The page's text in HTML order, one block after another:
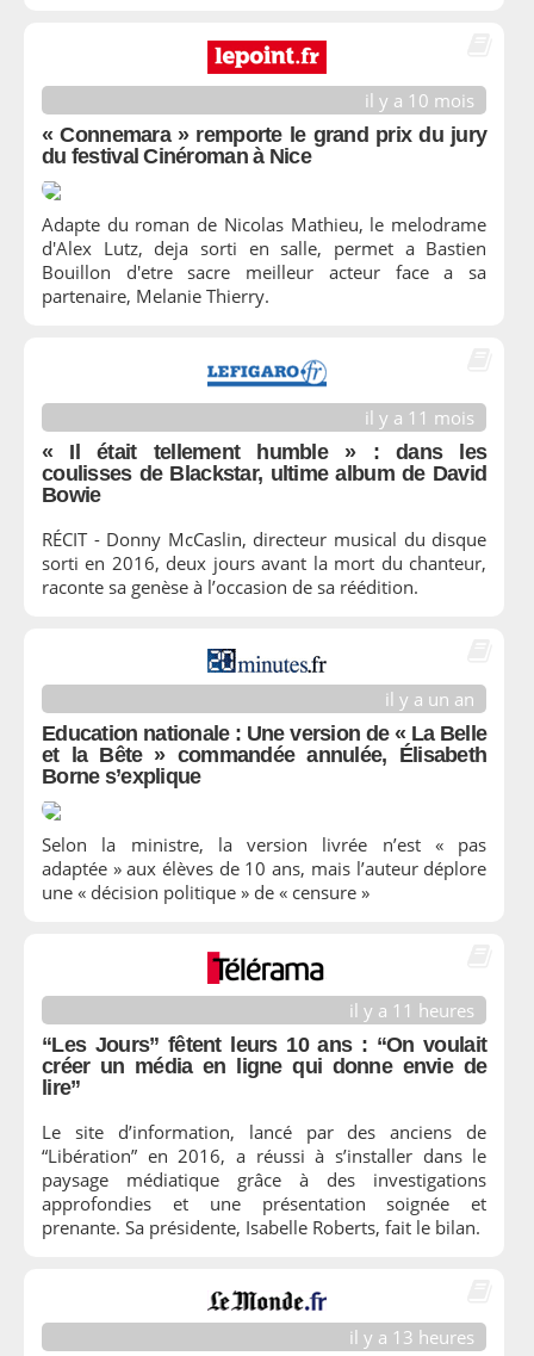
il y a 10 mois
« Connemara » remporte le grand prix du jury
du festival Cinéroman à Nice
Adapte du roman de Nicolas Mathieu, le melodrame
d'Alex Lutz, deja sorti en salle, permet a Bastien
Bouillon d'etre sacre meilleur acteur face a sa
partenaire, Melanie Thierry.
il y a 11 mois
« Il était tellement humble » : dans les
coulisses de Blackstar, ultime album de David
Bowie
RÉCIT - Donny McCaslin, directeur musical du disque
sorti en 2016, deux jours avant la mort du chanteur,
raconte sa genèse à l’occasion de sa réédition.
il y a un an
Education nationale : Une version de « La Belle
et la Bête » commandée annulée, Élisabeth
Borne s’explique
Selon la ministre, la version livrée n’est « pas
adaptée » aux élèves de 10 ans, mais l’auteur déplore
une « décision politique » de « censure »
il y a 11 heures
“Les Jours” fêtent leurs 10 ans : “On voulait
créer un média en ligne qui donne envie de
lire”
Le site d’information, lancé par des anciens de
“Libération” en 2016, a réussi à s’installer dans le
paysage médiatique grâce à des investigations
approfondies et une présentation soignée et
prenante. Sa présidente, Isabelle Roberts, fait le bilan.
il y a 13 heures